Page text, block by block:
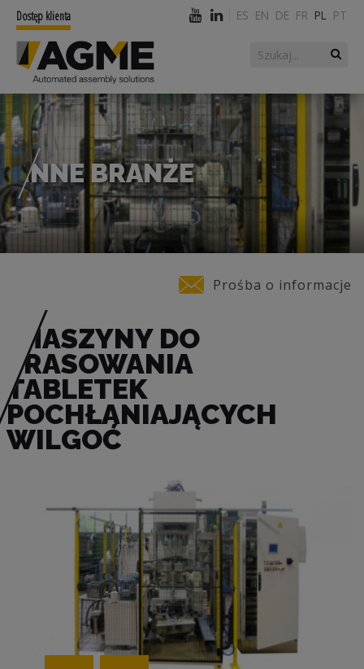
Formularz
wyszukiwania
Szukaj
Dostęp klienta ES EN DE FR PL PT
INNE BRANŻE
Prośba o informacje
MASZYNY DO
PRASOWANIA
TABLETEK
POCHŁANIAJĄCYCH
WILGOĆ